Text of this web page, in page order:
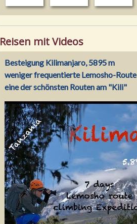
Reisen mit Videos
Besteigung Kilimanjaro, 5895 m
weniger frequentierte Lemosho-Route
eine der schönsten Routen am "Kili"